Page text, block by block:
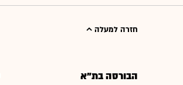
חזרה למעלה
הבורסה בת"א